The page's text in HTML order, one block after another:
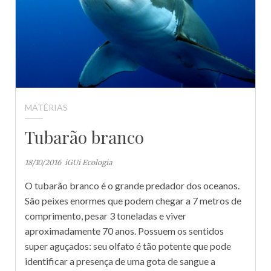
MATÉRIAS
Tubarão branco
18/10/2016 iGUi Ecologia
O tubarão branco é o grande predador dos oceanos.
São peixes enormes que podem chegar a 7 metros de
comprimento, pesar 3 toneladas e viver
aproximadamente 70 anos. Possuem os sentidos
super aguçados: seu olfato é tão potente que pode
identificar a presença de uma gota de sangue a